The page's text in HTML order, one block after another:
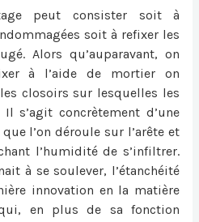
peut consister soit à
soit à refixer les
Alors qu’auparavant, on
à l’aide de mortier on
closoirs sur lesquelles les
s’agit concrètement d’une
l’on déroule sur l’arête et
l’humidité de s’infiltrer.
à se soulever, l’étanchéité
innovation en la matière
en plus de sa fonction